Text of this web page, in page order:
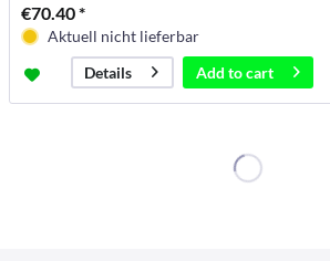
€70.40 *
Aktuell nicht lieferbar
Details
Add tocart